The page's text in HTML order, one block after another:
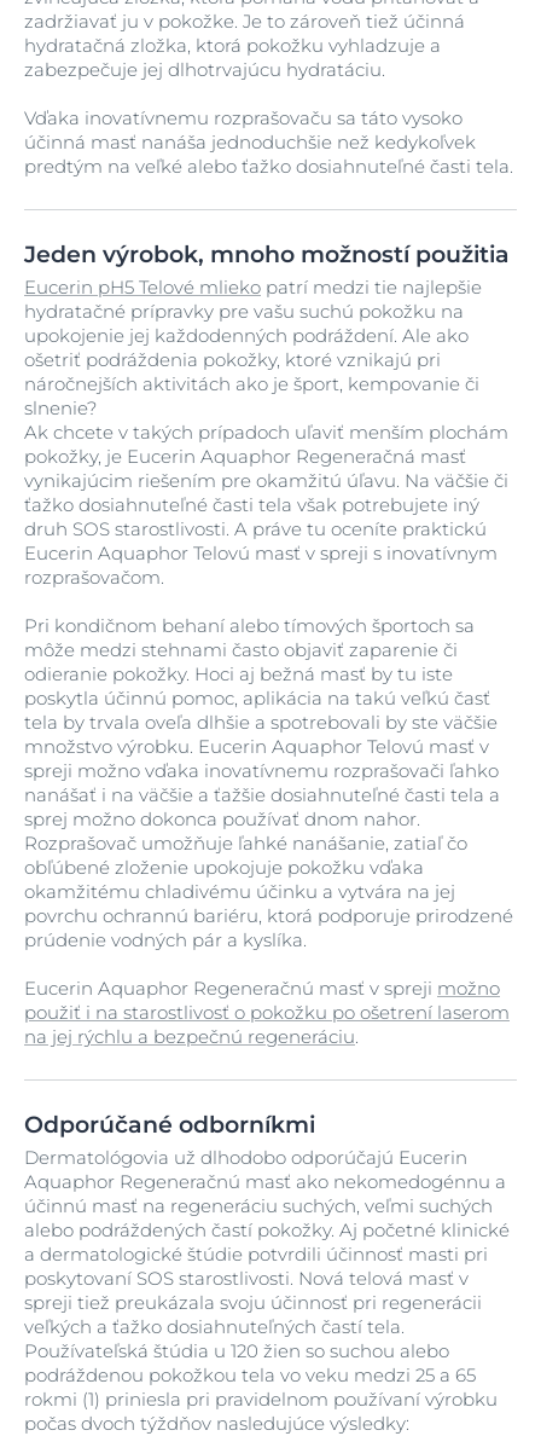
zadržiavať ju v pokožke. Je to zároveň tiež účinná
hydratačná zložka, ktorá pokožku vyhladzuje a
zabezpečuje jej dlhotrvajúcu hydratáciu.
Vďaka inovatívnemu rozprašovaču sa táto vysoko
účinná masť nanáša jednoduchšie než kedykoľvek
predtým na veľké alebo ťažko dosiahnuteľné časti tela.
Jeden výrobok, mnoho možností použitia
Eucerin pH5 Telové mlieko patrí medzi tie najlepšie
hydratačné prípravky pre vašu suchú pokožku na
upokojenie jej každodenných podráždení. Ale ako
ošetriť podráždenia pokožky, ktoré vznikajú pri
náročnejších aktivitách ako je šport, kempovanie či
slnenie?
Ak chcete v takých prípadoch uľaviť menším plochám
pokožky, je Eucerin Aquaphor Regeneračná masť
vynikajúcim riešením pre okamžitú úľavu. Na väčšie či
ťažko dosiahnuteľné časti tela však potrebujete iný
druh SOS starostlivosti. A práve tu oceníte praktickú
Eucerin Aquaphor Telovú masť v spreji s inovatívnym
rozprašovačom.
Pri kondičnom behaní alebo tímových športoch sa
môže medzi stehnami často objaviť zaparenie či
odieranie pokožky. Hoci aj bežná masť by tu iste
poskytla účinnú pomoc, aplikácia na takú veľkú časť
tela by trvala oveľa dlhšie a spotrebovali by ste väčšie
množstvo výrobku. Eucerin Aquaphor Telovú masť v
spreji možno vďaka inovatívnemu rozprašovači ľahko
nanášať i na väčšie a ťažšie dosiahnuteľné časti tela a
sprej možno dokonca používať dnom nahor.
Rozprašovač umožňuje ľahké nanášanie, zatiaľ čo
obľúbené zloženie upokojuje pokožku vďaka
okamžitému chladivému účinku a vytvára na jej
povrchu ochrannú bariéru, ktorá podporuje prirodzené
prúdenie vodných pár a kyslíka.
Eucerin Aquaphor Regeneračnú masť v spreji možno
použiť i na starostlivosť o pokožku po ošetrení laserom
na jej rýchlu a bezpečnú regeneráciu.
Odporúčané odborníkmi
Dermatológovia už dlhodobo odporúčajú Eucerin
Aquaphor Regeneračnú masť ako nekomedogénnu a
účinnú masť na regeneráciu suchých, veľmi suchých
alebo podráždených častí pokožky. Aj početné klinické
a dermatologické štúdie potvrdili účinnosť masti pri
poskytovaní SOS starostlivosti. Nová telová masť v
spreji tiež preukázala svoju účinnosť pri regenerácii
veľkých a ťažko dosiahnuteľných častí tela.
Používateľská štúdia u 120 žien so suchou alebo
podráždenou pokožkou tela vo veku medzi 25 a 65
rokmi (1) priniesla pri pravidelnom používaní výrobku
počas dvoch týždňov nasledujúce výsledky: